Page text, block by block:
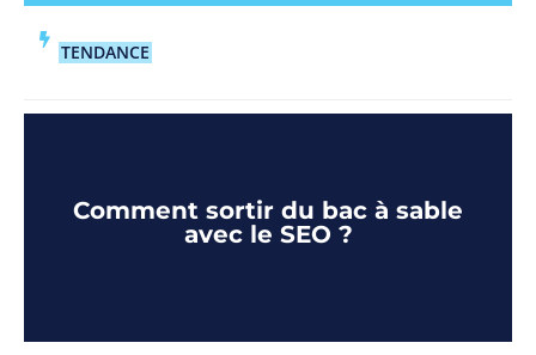
TENDANCE
Comment sortir du bac à sable
avec le SEO ?